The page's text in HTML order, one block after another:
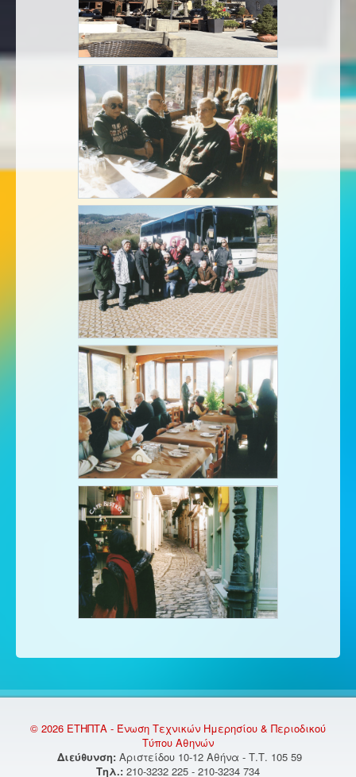
© 2026 ΕΤΗΠΤΑ - Ένωση Τεχνικών Ημερησίου & Περιοδικού
Τύπου Αθηνών
Διεύθυνση: Αριστείδου 10-12 Αθήνα - Τ.Τ. 105 59
Τηλ.: 210-3232 225 - 210-3234 734